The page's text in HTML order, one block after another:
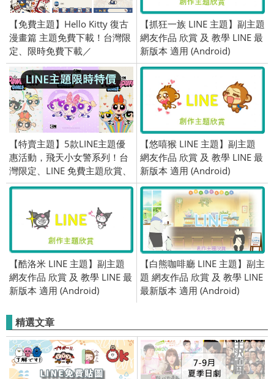
【免費主題】Hello Kitty 復古
漫畫篇 主題免費下載！台灣限
定、限時免費下載／
2019/12/13
【抓狂一族 LINE 主題】副主題
網友作品 欣賞 及 教學 LINE 最
新版本 適用 (Android)
【特賣主題】5款LINE主題優
惠活動，飛天小女警系列！台
灣限定、LINE 免費主題欣賞、
OpenVPN 跨區、2019/03/18
【悠嘻猴 LINE 主題】副主題
網友作品 欣賞 及 教學 LINE 最
新版本 適用 (Android)
【酷洛米 LINE 主題】副主題
網友作品 欣賞 及 教學 LINE 最
新版本 適用 (Android)
【白熊咖啡廳 LINE 主題】副主
題 網友作品 欣賞 及 教學 LINE
最新版本 適用 (Android)
精選文章